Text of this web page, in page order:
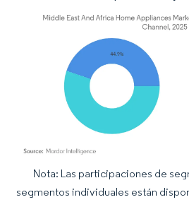
Imagen © Mordor Intelligence. El uso requiere
Nota: Las participaciones de
segmentos individuales están